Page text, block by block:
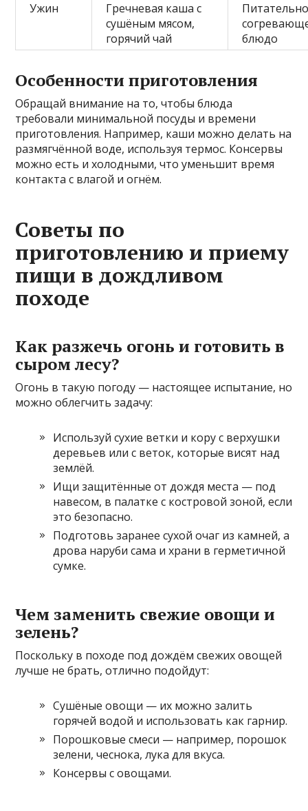
Ужин
Гречневая каша с
сушёным мясом,
горячий чай
блюдо
Особенности приготовления
Обращай внимание на то, чтобы блюда
требовали минимальной посуды и времени
приготовления. Например, каши можно делать на
размягчённой воде, используя термос. Консервы
можно есть и холодными, что уменьшит время
контакта с влагой и огнём.
Советы по
приготовлению и приему
пищи в дождливом
походе
Как разжечь огонь и готовить в
сыром лесу?
Огонь в такую погоду — настоящее испытание, но
можно облегчить задачу:
Используй сухие ветки и кору с верхушки
деревьев или с веток, которые висят над
землёй.
Ищи защитённые от дождя места — под
навесом, в палатке с костровой зоной, если
это безопасно.
Подготовь заранее сухой очаг из камней, а
дрова наруби сама и храни в герметичной
сумке.
Чем заменить свежие овощи и
зелень?
Поскольку в походе под дождём свежих овощей
лучше не брать, отлично подойдут:
Сушёные овощи — их можно залить
горячей водой и использовать как гарнир.
Порошковые смеси — например, порошок
зелени, чеснока, лука для вкуса.
Консервы с овощами.